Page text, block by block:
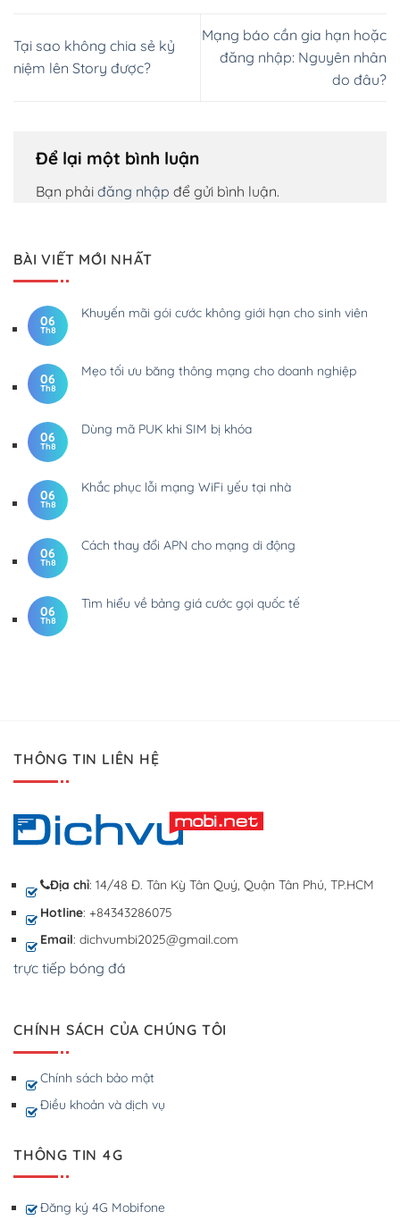
Tại sao không chia sẻ kỷ
niệm lên Story được?
Mạng báo cần gia hạn hoặc
đăng nhập: Nguyên nhân
do đâu?
Để lại một bình luận
Bạn phải đăng nhập để gửi bình luận.
BÀI VIẾT MỚI NHẤT
06
Th8
Khuyến mãi gói cước không giới hạn cho sinh viên
06
Th8
Mẹo tối ưu băng thông mạng cho doanh nghiệp
06
Th8
Dùng mã PUK khi SIM bị khóa
06
Th8
Khắc phục lỗi mạng WiFi yếu tại nhà
06
Th8
Cách thay đổi APN cho mạng di động
06
Th8
Tìm hiểu về bảng giá cước gọi quốc tế
THÔNG TIN LIÊN HỆ
Địa chỉ: 14/48 Đ. Tân Kỳ Tân Quý, Quận Tân Phú, TP.HCM
Hotline: +84343286075
Email: dichvumbi2025@gmail.com
trực tiếp bóng đá
CHÍNH SÁCH CỦA CHÚNG TÔI
Chính sách bảo mật
Điều khoản và dịch vụ
THÔNG TIN 4G
Đăng ký 4G Mobifone